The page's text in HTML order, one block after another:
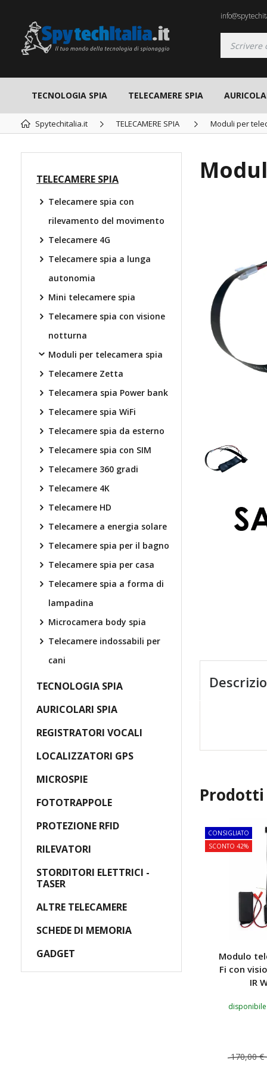
TECNOLOGIA SPIA TELECAMERE SPIA
Spytechitalia.it TELECAMERE SPIA Moduli per
CONSIGLIATO
SCONTO 42%
Modulo
Fi con
IR
170,00 €
TELECAMERE SPIA
Telecamere spia con
rilevamento del movimento
Telecamere 4G
Telecamere spia a lunga
autonomia
Mini telecamere spia
Telecamere spia con visione
notturna
Moduli per telecamera spia
Telecamere Zetta
Telecamera spia Power bank
Telecamere spia WiFi
Telecamere spia da esterno
Telecamere spia con SIM
Telecamere 360 gradi
Telecamere 4K
Telecamere HD
Telecamere a energia solare
Telecamere spia per il bagno
Telecamere spia per casa
Telecamere spia a forma di
lampadina
Microcamera body spia
Telecamere indossabili per
cani
TECNOLOGIA SPIA
AURICOLARI SPIA
REGISTRATORI VOCALI
LOCALIZZATORI GPS
MICROSPIE
FOTOTRAPPOLE
PROTEZIONE RFID
RILEVATORI
STORDITORI ELETTRICI -
TASER
ALTRE TELECAMERE
SCHEDE DI MEMORIA
GADGET